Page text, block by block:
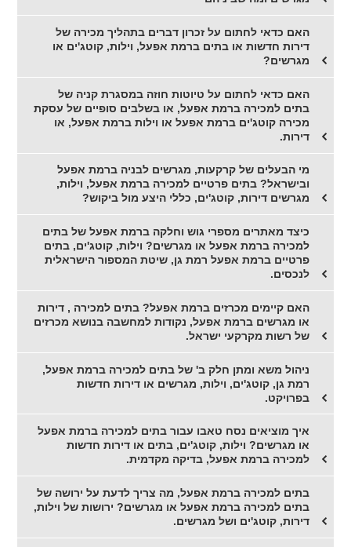
האם כדאי לחתום על זכרון דברים בתהליך מכירה של
דירות חדשות או בתים ברמת אפעל, וילות, קוטג'ים או
מגרשים?
האם כדאי לחתום על טיוטות חוזה במסגרת קניה של
בתים למכירה ברמת אפעל, או בשלבים סופיים של עסקת
מכירה קוטג'ים ברמת אפעל או וילות ברמת אפעל, או
דירות.
מי הבעלים של קרקעות, מגרשים לבניה ברמת אפעל
ובישראל? בתים פרטיים למכירה ברמת אפעל, וילות,
מגרשים דירות, קוטג'ים, כללי היצע מול ביקוש?
כיצד מאתרים מספרי גוש וחלקה ברמת אפעל של בתים
למכירה ברמת אפעל או מגרשים? וילות, קוטג'ים, בתים
פרטיים ברמת אפעל רמת גן, שיטת המספור הישראלית
לנכסים.
האם קיימים מכרזים ברמת אפעל? בתים למכירה , דירות
או מגרשים ברמת אפעל, נקודות למחשבה בנושא מכרזים
של רשות מקרקעי ישראל.
ניהול משא ומתן חלק ב' של בתים למכירה ברמת אפעל,
רמת גן, קוטג'ים, וילות, מגרשים או דירות חדשות
בפרויקט.
איך מוציאים נסח טאבו עבור בתים למכירה ברמת אפעל
או מגרשים? וילות, קוטג'ים, בתים או דירות חדשות
למכירה ברמת אפעל, בדיקה מקדמית.
בתים למכירה ברמת אפעל, מה צריך לדעת על ירושה של
בתים למכירה ברמת אפעל או מגרשים? ירושות של וילות,
דירות, קוטג'ים ושל מגרשים.